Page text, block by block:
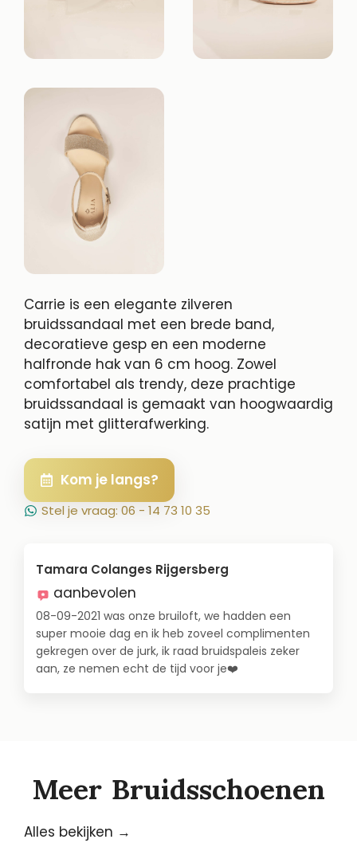
Carrie is een elegante zilveren
bruidssandaal met een brede band,
decoratieve gesp en een moderne
halfronde hak van 6 cm hoog. Zowel
comfortabel als trendy, deze prachtige
bruidssandaal is gemaakt van hoogwaardig
satijn met glitterafwerking.
Kom je langs?
Stel je vraag: 06 - 14 73 10 35
Tamara Colanges Rijgersberg
aanbevolen
08-09-2021 was onze bruiloft, we hadden een
super mooie dag en ik heb zoveel complimenten
gekregen over de jurk, ik raad bruidspaleis zeker
aan, ze nemen echt de tijd voor je❤️
Meer Bruidsschoenen
Alles bekijken →